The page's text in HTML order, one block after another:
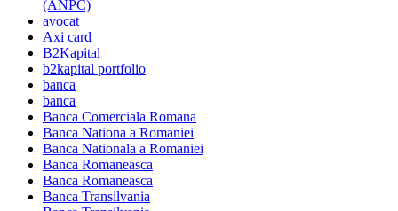
(ANPC)
avocat
Axi card
B2Kapital
b2kapital portfolio
banca
banca
Banca Comerciala Romana
Banca Nationa a Romaniei
Banca Nationala a Romaniei
Banca Romaneasca
Banca Romaneasca
Banca Transilvania